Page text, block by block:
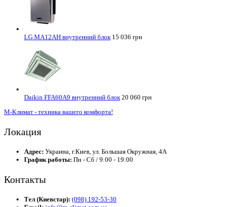
LG MA12AH внутренний блок 15 036 грн
Daikin FFA60A9 внутренний блок 20 060 грн
М-Климат - техника вашего комфорта!
Локация
Адрес: Украина, г.Киев, ул. Большая Окружная, 4А
График работы: Пн - Сб / 9:00 - 19:00
Контакты
Тел (Киевстар): (098) 192-53-30